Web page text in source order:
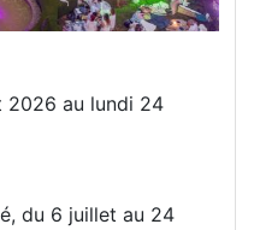
2026 au lundi 24
du 6 juillet au 24